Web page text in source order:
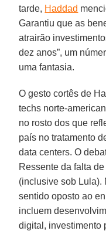
tarde, Haddad
Garantiu que as
atrairão
dez anos”, um
uma fantasia.
O gesto cortês de
techs norte-
no rosto dos que
país no tratamento
data centers. O
Ressente da falta
(inclusive sob Lula).
sentido oposto ao
incluem
digital, investimento